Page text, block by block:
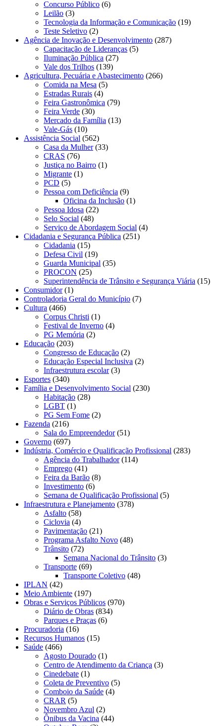
Concurso Público (6)
Leilão (3)
Tecnologia da Informação e Comunicação (19)
Teste Seletivo (2)
Agência de Inovação e Desenvolvimento (287)
Capacitação de Lideranças (5)
Iluminação Pública (27)
Vale dos Trilhos (139)
Agricultura, Pecuária e Abastecimento (266)
Comida na Mesa (5)
Estradas Rurais (4)
Feira Gastronômica (79)
Feira Verde (30)
Mercado da Família (13)
Vale-Gás (10)
Assistência Social (562)
Casa da Mulher(33)
CRAS (76)
Justiça no Bairro (1)
Migrante (1)
PCD (5)
Pessoa com Deficiência (9)
Oficina da Inclusão (1)
Pessoa Idosa (22)
Selo Social (48)
Serviço de Abordagem Social (4)
Cidadania e Segurança Pública (251)
Cidadania (15)
Defesa Civil (19)
Guarda Municipal (35)
PROCON (25)
Superintendência de Trânsito e Segurança Viária (15)
Consumidor(1)
Controladoria Geral do Município (7)
Cultura (466)
Corpus Christi (1)
Festival de Inverno (4)
PG Memória (2)
Educação (203)
Congresso de Educação (2)
Educação Especial Inclusiva (2)
Infraestrutura escolar(3)
Esportes (340)
Família e Desenvolvimento Social (230)
Habitação (28)
LGBT (1)
PG Sem Fome (2)
Fazenda (216)
Sala do Empreendedor(51)
Governo (697)
Indústria, Comércio e Qualificação Profissional (283)
Agência do Trabalhador(114)
Emprego (41)
Feira da Barão (8)
Investimento (6)
Semana de Qualificação Profissional (5)
Infraestrutura e Planejamento (378)
Asfalto (58)
Ciclovia (4)
Pavimentação (21)
Programa Asfalto Novo (48)
Trânsito (72)
Semana Nacional do Trânsito (3)
Transporte (69)
Transporte Coletivo (48)
IPLAN (42)
Meio Ambiente (197)
Obras e Serviços Públicos (970)
Diário de Obras (834)
Parques e Praças (6)
Procuradoria (16)
Recursos Humanos (15)
Saúde (466)
Agosto Dourado (1)
Centro de Atendimento da Criança (3)
Cinedebate (1)
Coleta de Preventivo (5)
Comboio da Saúde (4)
CRAR (5)
Novembro Azul (2)
Ônibus da Vacina (44)